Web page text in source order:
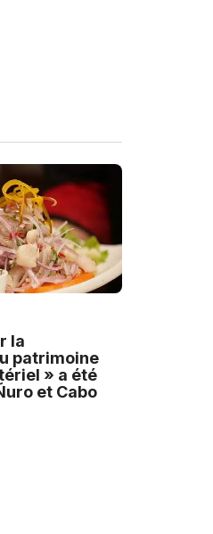
la
patrimoine
» a été
et Cabo